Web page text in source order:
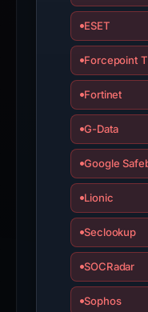
ESET
Forcepoint
Fortinet
G-Data
Google
Lionic
Seclookup
SOCRadar
Sophos